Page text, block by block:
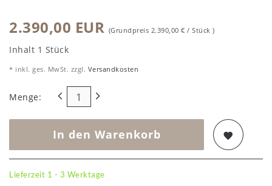
2.390,00 EUR (Grundpreis 2.390,00 € / Stück )
Inhalt 1 Stück
* inkl. ges. MwSt. zzgl. Versandkosten
Menge:
In den Warenkorb
Lieferzeit 1 - 3 Werktage